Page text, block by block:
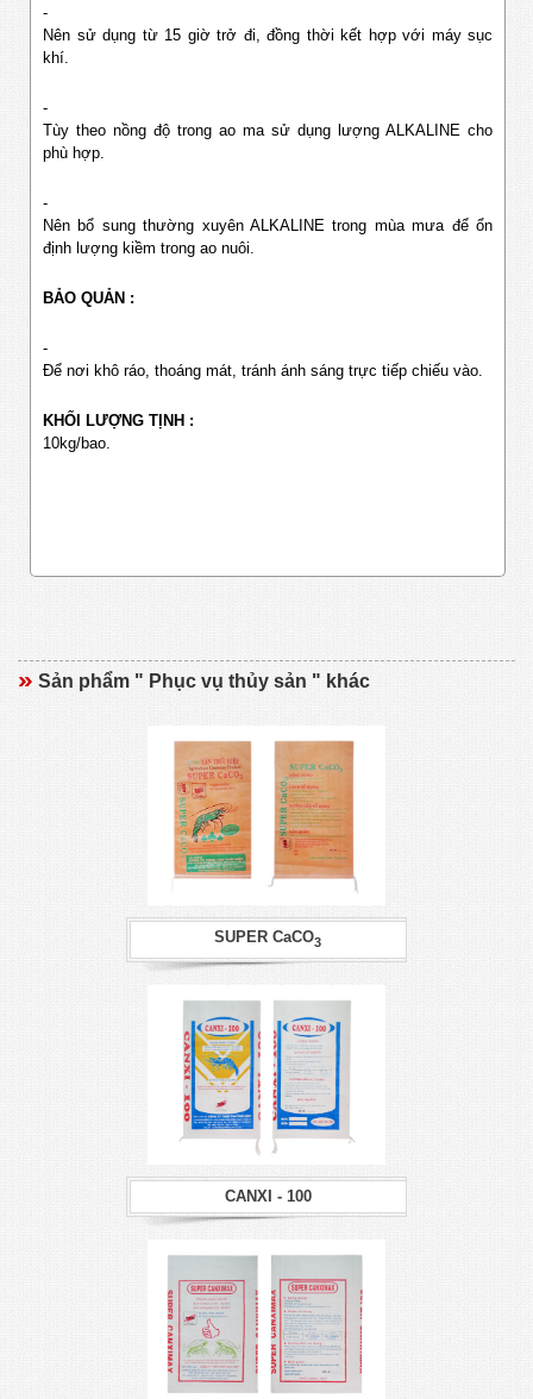
-
Nên sử dụng từ 15 giờ trở đi, đồng thời kết hợp với máy sục
khí.
-
Tùy theo nồng độ trong ao ma sử dụng lượng ALKALINE cho
phù hợp.
-
Nên bổ sung thường xuyên ALKALINE trong mùa mưa để ổn
định lượng kiềm trong ao nuôi.
BẢO QUẢN :
-
Để nơi khô ráo, thoáng mát, tránh ánh sáng trực tiếp chiếu vào.
KHỐI LƯỢNG TỊNH :
10kg/bao.
Sản phẩm " Phục vụ thủy sản " khác
SUPER CaCO3
CANXI - 100